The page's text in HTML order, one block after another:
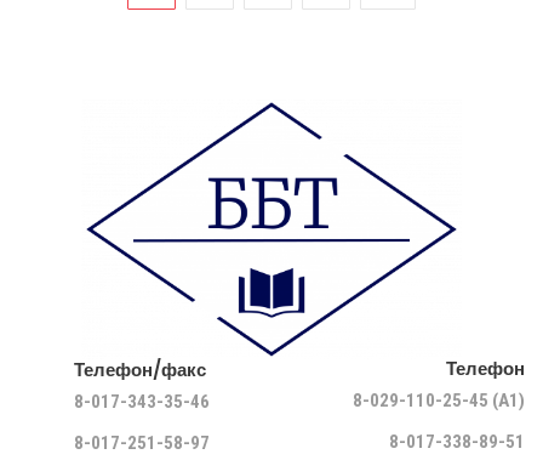
Телефон
8-029-110-25-45 (A1)
8-017-338-89-51
Телефон/факс
8-017-343-35-46
8-017-251-58-97